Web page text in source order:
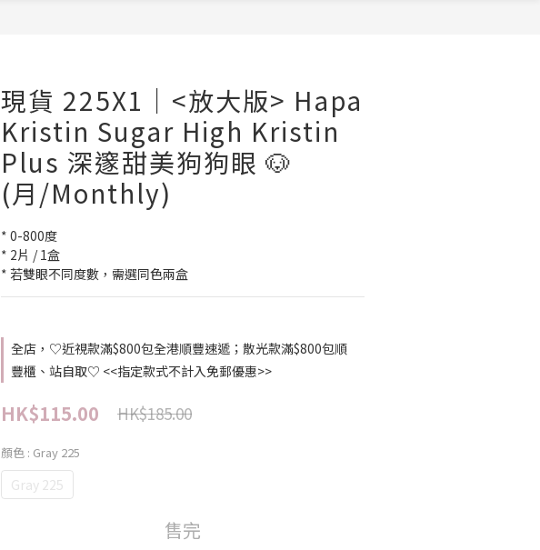
現貨 225X1｜<放大版> Hapa
Kristin Sugar High Kristin
Plus 深邃甜美狗狗眼 🐶
(月/Monthly)
* 0-800度
* 2片 / 1盒
* 若雙眼不同度數，需選同色兩盒
全店，♡近視款滿$800包全港順豐速遞；散光款滿$800包順
豐櫃、站自取♡ <<指定款式不計入免郵優惠>>
HK$115.00 HK$185.00
顏色 : Gray 225
Gray 225
售完